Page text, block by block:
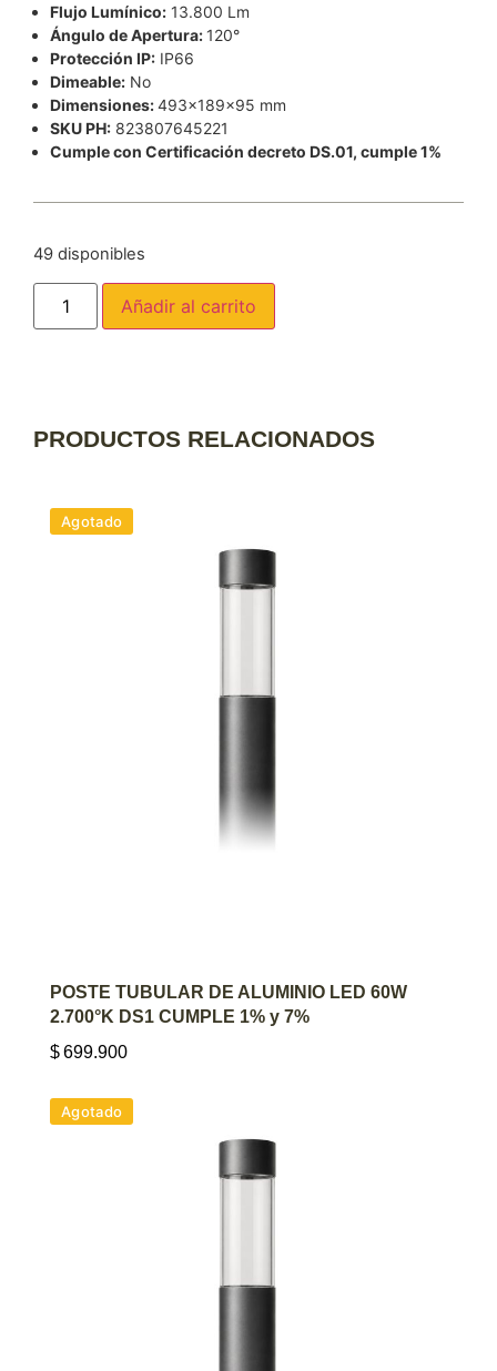
Flujo Lumínico: 13.800 Lm
Ángulo de Apertura: 120°
Protección IP: IP66
Dimeable: No
Dimensiones:493x189x95 mm
SKU PH: 823807645221
Cumple con Certificación decreto DS.01, cumple 1%
49 disponibles
Añadir al carrito
PRODUCTOS RELACIONADOS
Agotado
AGREGAR AL CARRITO
POSTE TUBULAR DE ALUMINIO LED 60W
2.700°K DS1 CUMPLE 1% y 7%
$699.900
Agotado